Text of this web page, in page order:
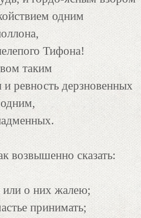
одним
Тифона!
таким
ревность дерзновенных
возвышенно сказать:
о них жалею;
принимать;